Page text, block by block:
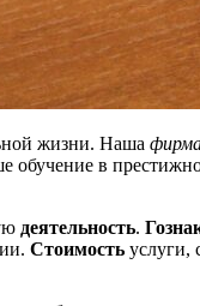
жизни. Наша
обучение в
деятельность.
Стоимость услуги,